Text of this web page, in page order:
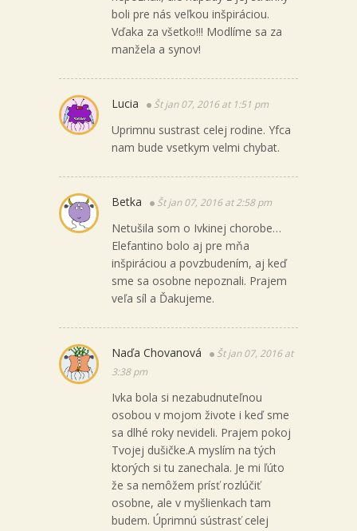
boli pre nás veľkou inšpiráciou.
Vďaka za všetko!!! Modlíme sa za
manžela a synov!
Lucia Št jan 07, 2016 at 1:51 pm
Uprimnu sustrast celej rodine. Yfca
nam bude vsetkym velmi chybat.
Betka Št jan 07, 2016 at 2:58 pm
Netušila som o Ivkinej chorobe…
Elefantino bolo aj pre mňa
inšpiráciou a povzbudením, aj keď
sme sa osobne nepoznali. Prajem
veľa síl a Ďakujeme.
Naďa Chovanová
Št jan 07, 2016 at
3:38 pm
Ivka bola si nezabudnuteľnou
osobou v mojom živote i keď sme
sa dlhé roky nevideli. Prajem pokoj
Tvojej dušičke.A myslím na tých
ktorých si tu zanechala. Je mi ľúto
že sa nemôžem prísť rozlúčiť
osobne, ale v myšlienkach tam
budem. Úprimnú sústrasť celej